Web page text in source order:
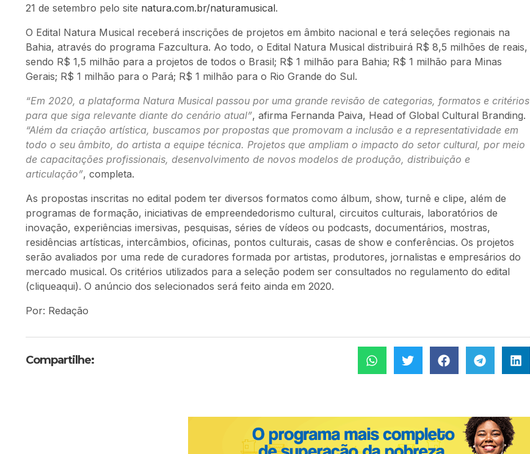
21 de setembro pelo site natura.com.br/naturamusical.
O Edital Natura Musical receberá inscrições de projetos em âmbito nacional e terá seleções regionais na
Bahia, através do programa Fazcultura. Ao todo, o Edital Natura Musical distribuirá R$ 8,5 milhões de reais,
sendo R$ 1,5 milhão para a projetos de todos o Brasil; R$ 1 milhão para Bahia; R$ 1 milhão para Minas
Gerais; R$ 1 milhão para o Pará; R$ 1 milhão para o Rio Grande do Sul.
“Em 2020, a plataforma Natura Musical passou por uma grande revisão de categorias, formatos e critérios
para que siga relevante diante do cenário atual”, afirma Fernanda Paiva, Head of Global Cultural Branding.
“Além da criação artística, buscamos por propostas que promovam a inclusão e a representatividade em
todo o seu âmbito, do artista a equipe técnica. Projetos que ampliam o impacto do setor cultural, por meio
de capacitações profissionais, desenvolvimento de novos modelos de produção, distribuição e
articulação”, completa.
As propostas inscritas no edital podem ter diversos formatos como álbum, show, turnê e clipe, além de
programas de formação, iniciativas de empreendedorismo cultural, circuitos culturais, laboratórios de
inovação, experiências imersivas, pesquisas, séries de vídeos ou podcasts, documentários, mostras,
residências artísticas, intercâmbios, oficinas, pontos culturais, casas de show e conferências. Os projetos
serão avaliados por uma rede de curadores formada por artistas, produtores, jornalistas e empresários do
mercado musical. Os critérios utilizados para a seleção podem ser consultados no regulamento do edital
(cliqueaqui). O anúncio dos selecionados será feito ainda em 2020.
Por: Redação
Compartilhe: